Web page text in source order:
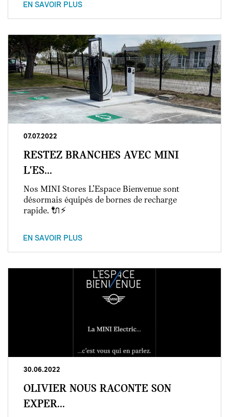
EN SAVOIR PLUS
07.07.2022
RESTEZ BRANCHES AVEC MINI
L'ES...
Nos MINI Stores L’Espace Bienvenue sont
désormais équipés de bornes de recharge
rapide. 🔌⚡
EN SAVOIR PLUS
30.06.2022
OLIVIER NOUS RACONTE SON
EXPER...